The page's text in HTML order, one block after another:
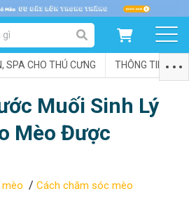
SẢN PHẨM
SẢN PHẨM DÀNH CHO CHÓ
HIỆU
SPA CHO THÚ CƯNG THÔNG TIN VỀ
Muối Sinh Lý
Mèo Được
/ Cách chăm sóc mèo